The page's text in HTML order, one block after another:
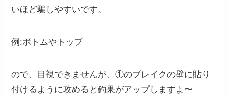
いほど騙しやすいです。
例:ボトムやトップ
ので、目視できませんが、①のブレイクの壁に貼り
付けるように攻めると釣果がアップしますよ〜